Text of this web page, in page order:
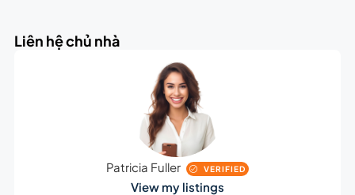
Liên hệ chủ nhà
Patricia Fuller VERIFIED
View my listings